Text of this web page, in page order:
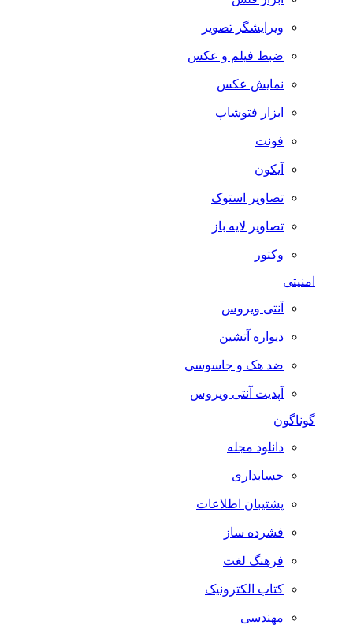
ویرایشگر تصویر
ضبط فيلم و عكس
نمایش عکس
ابزار فتوشاپ
فونت
آیکون
تصاویر استوک
تصاویر لایه باز
وکتور
امنیتی
آنتی ویروس
دیواره آتشین
ضد هک و جاسوسی
آپدیت آنتی ویروس
گوناگون
دانلود مجله
حسابداری
پشتیبان اطلاعات
فشرده ساز
فرهنگ لغت
کتاب الکترونیک
مهندسی